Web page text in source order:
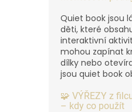
Quiet book jsou
děti, které
interaktivní
mohou zapínat
dílky nebo
jsou quiet book
🧩 VÝŘEZY z
– kdy co použít